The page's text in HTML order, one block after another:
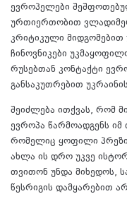
ევროპელები
ურთიერთობით
კრიტიკული
ჩინოვნიკები
რუსებთან კონტაქტი
განსაკუთრებით
შეიძლება ითქვას, რომ
ევროპა წარმოადგენს იმ
რომელიც ყოფილი
ახლა ის დრო უკვე
თვითონ უნდა მიხედოს,
წესრიგის დამყარებით